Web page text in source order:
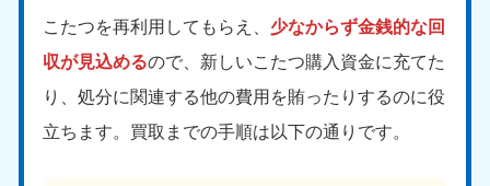
こたつを再利用してもらえ、 少なからず金銭的な回
収が見込めるので、新しいこたつ購入資金に充てた
り、処分に関連する他の費用を賄ったりするのに役
立ちます。買取までの手順は以下の通りです。